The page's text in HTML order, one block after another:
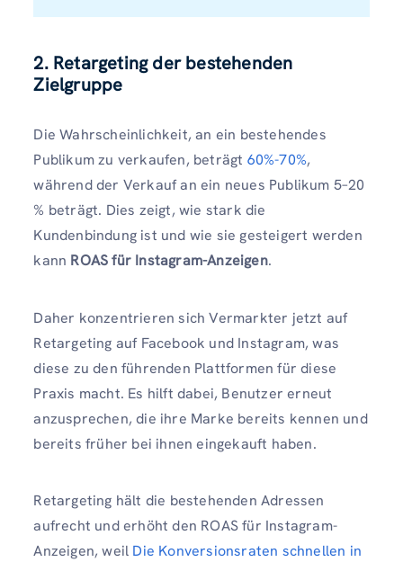
2. Retargeting der bestehenden
Zielgruppe
Die Wahrscheinlichkeit, an ein bestehendes
Publikum zu verkaufen, beträgt 60%-70%,
während der Verkauf an ein neues Publikum 5–20
% beträgt. Dies zeigt, wie stark die
Kundenbindung ist und wie sie gesteigert werden
kann ROAS für Instagram-Anzeigen.
Daher konzentrieren sich Vermarkter jetzt auf
Retargeting auf Facebook und Instagram, was
diese zu den führenden Plattformen für diese
Praxis macht. Es hilft dabei, Benutzer erneut
anzusprechen, die ihre Marke bereits kennen und
bereits früher bei ihnen eingekauft haben.
Retargeting hält die bestehenden Adressen
aufrecht und erhöht den ROAS für Instagram-
Anzeigen, weil Die Konversionsraten schnellen in